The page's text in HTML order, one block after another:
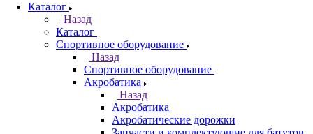
Каталог
Назад
Каталог
Спортивное оборудование
Назад
Спортивное оборудование
Акробатика
Назад
Акробатика
Акробатические дорожки